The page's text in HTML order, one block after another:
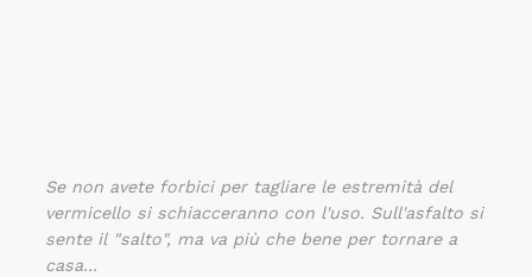
Se non avete forbici per tagliare le estremità del
vermicello si schiacceranno con l'uso. Sull'asfalto si
sente il "salto", ma va più che bene per tornare a
casa...